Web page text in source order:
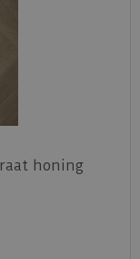
honing